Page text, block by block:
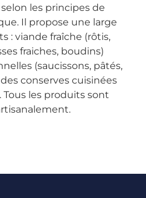
les principes de
Il propose une large
: viande fraîche (rôtis,
fraiches, boudins)
(saucissons, pâtés,
conserves cuisinées
les produits sont